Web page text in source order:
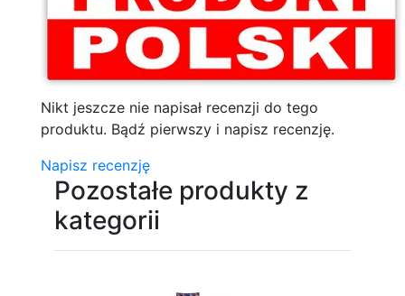
Nikt jeszcze nie napisał recenzji do tego
produktu. Bądź pierwszy i napisz recenzję.
Napisz recenzję
Pozostałe produkty z
kategorii